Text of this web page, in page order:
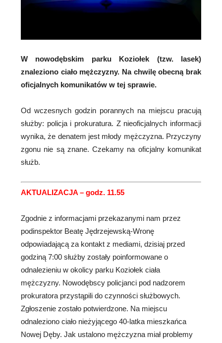
W nowodębskim parku Koziołek (tzw. lasek)
znaleziono ciało mężczyzny. Na chwilę obecną brak
oficjalnych komunikatów w tej sprawie.
Od wczesnych godzin porannych na miejscu pracują
służby: policja i prokuratura. Z nieoficjalnych informacji
wynika, że denatem jest młody mężczyzna. Przyczyny
zgonu nie są znane. Czekamy na oficjalny komunikat
służb.
AKTUALIZACJA – godz. 11.55
Zgodnie z informacjami przekazanymi nam przez
podinspektor Beatę Jędrzejewską-Wronę
odpowiadającą za kontakt z mediami, dzisiaj przed
godziną 7:00 służby zostały poinformowane o
odnalezieniu w okolicy parku Koziołek ciała
mężczyzny. Nowodębscy policjanci pod nadzorem
prokuratora przystąpili do czynności służbowych.
Zgłoszenie zostało potwierdzone. Na miejscu
odnaleziono ciało nieżyjącego 40-latka mieszkańca
Nowej Dęby. Jak ustalono mężczyzna miał problemy